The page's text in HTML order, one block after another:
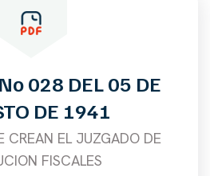
028 DEL 05 DE
DE 1941
CREAN EL JUZGADO DE
FISCALES